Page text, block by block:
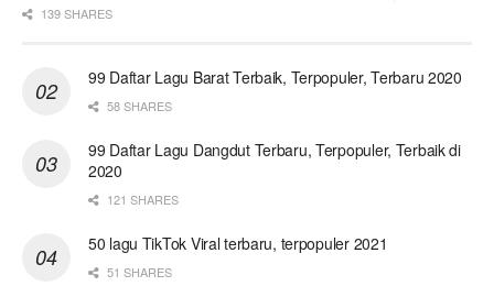
139 SHARES
99 Daftar Lagu Barat Terbaik, Terpopuler, Terbaru 2020
58 SHARES
99 Daftar Lagu Dangdut Terbaru, Terpopuler, Terbaik di
2020
121 SHARES
50 lagu TikTok Viral terbaru, terpopuler 2021
51 SHARES